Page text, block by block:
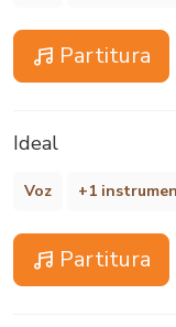
Partitura
Ideal
Voz +1
Partitura